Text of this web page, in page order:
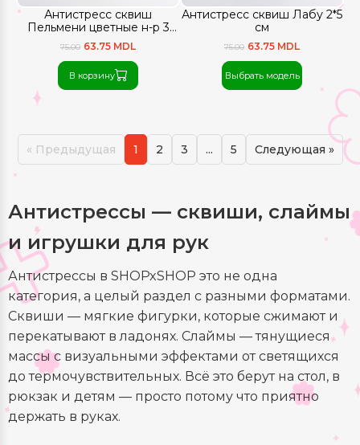
Антистресс сквиш
Пельмени цветные н-р 3
штуки
75.00 63.75 MDL
В корзину
Антистресс сквиш Лабу 2*5
см
75.00 63.75 MDL
Выбрать модель
« Предыдущая 1 2 3 ... 5 Следующая »
Антистрессы — сквиши, слаймы
и игрушки для рук
Антистрессы в SHOPxSHOP это не одна
категория, а целый раздел с разными форматами.
Сквиши — мягкие фигурки, которые сжимают и
перекатывают в ладонях. Слаймы — тянущиеся
массы с визуальными эффектами от светящихся
до термочувствительных. Всё это берут на стол, в
рюкзак и детям — просто потому что приятно
держать в руках.